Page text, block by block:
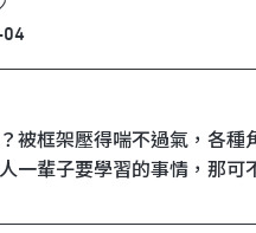
被框架壓得喘不過氣，各
一輩子要學習的事情，那可